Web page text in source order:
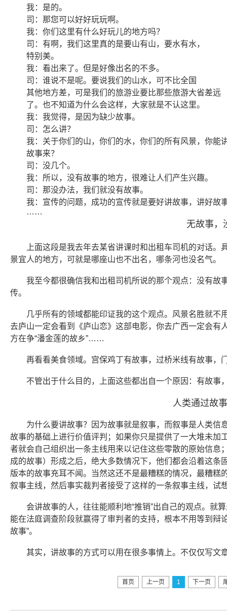
我：是的。
司：那您可以好好玩玩啊。
我：你们这里有什么好玩儿的地方吗？
司：有啊，我们这里真的是要山有山，要水有水，
特别美。
我：看出来了。但是好像出名的不多。
司：谁说不是呢。要说我们的山水，可不比全国
其他地方差，可是我们的旅游业要比那些旅游大省差远
了。也不知道为什么会这样，大家就是不认这里。
我：我觉得，是因为缺少故事。
司：怎么讲？
我：关于你们的山，你们的水，你们的所有风景，你能
故事来？
司：没几个。
我：所以，没有故事的地方，很难让人们产生兴趣。
司：那没办法，我们就没有故事。
我：宣传的问题，成功的宣传就是要好讲故事，讲好故
……
无故事，
上面这段是我去年去某省讲课时和出租车司机的对话
景宜人的地方，可就是哪座山也不出名，哪条河也没名气。
我至今都很确信我和出租司机所说的那个观点：没有故
传。
几乎所有的领域都能印证我的这个观点。风景名胜就不
去庐山一定会看到《庐山恋》这部电影，你去广西一定会有
方在争“潘金莲的故乡”……
再看看美食领域。宫保鸡丁有故事，过桥米线有故事
不管出于什么目的，上面这些都出自一个原因：有故事
人类通过故
为什么要讲故事？因为故事就是叙事，而叙事是人类
故事的基础上进行价值评判；如果你只是提供了一大堆未加
者就会自己组织出一条主线用来以记住这些零散的原始信息
成的故事）形成之后，绝大多数情况下，他们都会沿着这
版本的故事充耳不闻。当然这还不是最糟糕的情况，最糟
叙事主线，然后事实裁判者接受了这样的一条叙事主线，试
会讲故事的人，往往能顺利地“推销”出自己的观点。就
能在法庭调查阶段就赢得了审判者的支持，根本不用等到辩
故事”。
其实，讲故事的方式可以用在很多事情上。不仅仅写文
首页 上一页 1 下一页